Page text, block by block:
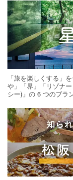
「旅を楽しくする」
や」「界」「リゾナ
シー)」の 6 つのブラ